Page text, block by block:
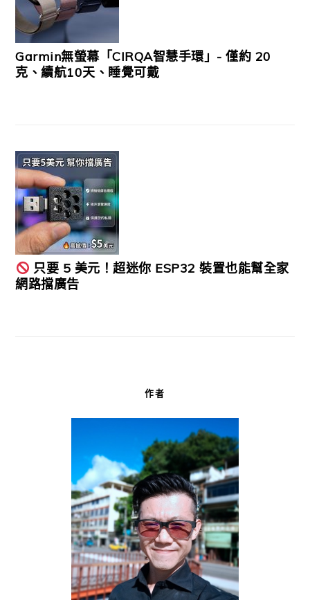
Garmin無螢幕「CIRQA智慧手環」- 僅約 20
克、續航10天、睡覺可戴
只要 5 美元！超迷你 ESP32 裝置也能幫全家
網路擋廣告
作者